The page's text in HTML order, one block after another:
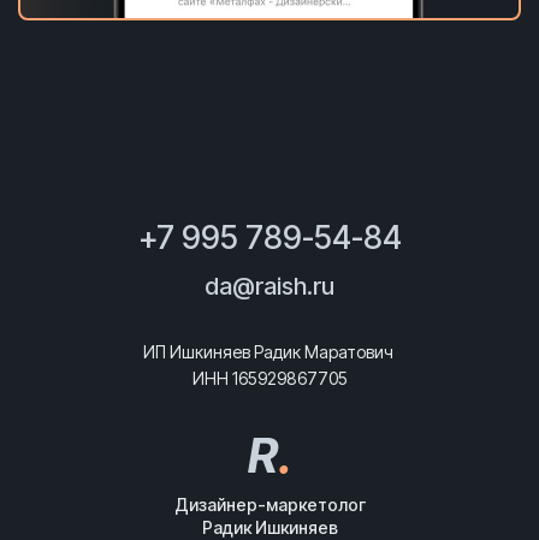
+7 995 789-54-84
da@raish.ru
ИП Ишкиняев Радик Маратович
ИНН 165929867705
R.
Дизайнер-маркетолог
Радик Ишкиняев